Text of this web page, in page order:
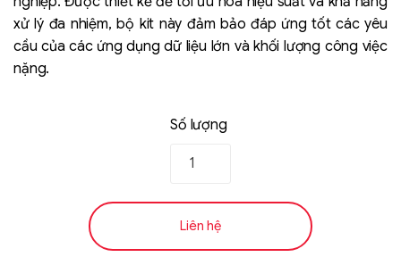
xử lý đa nhiệm, bộ kit này đảm bảo đáp ứng tốt các yêu
cầu của các ứng dụng dữ liệu lớn và khối lượng công việc
nặng.
Số lượng
Liên hệ
Liên hệ
SK hynix - DRAM